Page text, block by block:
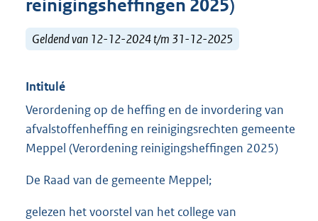
reinigingsheffingen 2025)
Geldend van 12-12-2024 t/m 31-12-2025
Intitulé
Verordening op de heffing en de invordering van
afvalstoffenheffing en reinigingsrechten gemeente
Meppel (Verordening reinigingsheffingen 2025)
De Raad van de gemeente Meppel;
gelezen het voorstel van het college van